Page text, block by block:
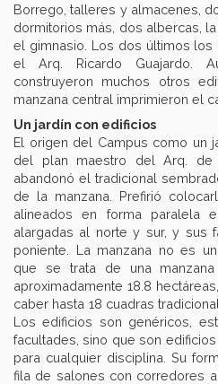
Borrego, talleres y almacenes,
dormitorios más, dos albercas,
el gimnasio. Los dos últimos
el Arq. Ricardo Guajardo.
construyeron muchos otros
manzana central imprimieron el
Un jardín con edificios
El origen del Campus como un
del plan maestro del Arq. de
abandonó el tradicional
de la manzana. Prefirió
alineados en forma paralela
alargadas al norte y sur, y sus
poniente. La manzana no es
que se trata de una manzana
aproximadamente 18.8
caber hasta 18 cuadras
Los edificios son genéricos,
facultades, sino que son
para cualquier disciplina. Su
fila de salones con corredores